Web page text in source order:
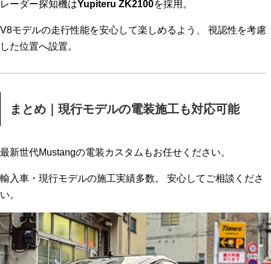
レーダー探知機はYupiteru ZK2100を採用。
V8モデルの走行性能を安心して楽しめるよう、 視認性を考慮
した位置へ設置。
まとめ｜現行モデルの電装施工も対応可能
最新世代Mustangの電装カスタムもお任せください。
輸入車・現行モデルの施工実績多数。 安心してご相談くださ
い。